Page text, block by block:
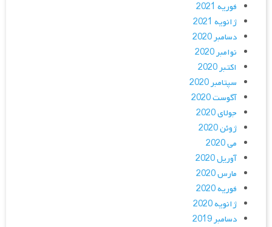
فوریه 2021
ژانویه 2021
دسامبر 2020
نوامبر 2020
اکتبر 2020
سپتامبر 2020
آگوست 2020
جولای 2020
ژوئن 2020
می 2020
آوریل 2020
مارس 2020
فوریه 2020
ژانویه 2020
دسامبر 2019